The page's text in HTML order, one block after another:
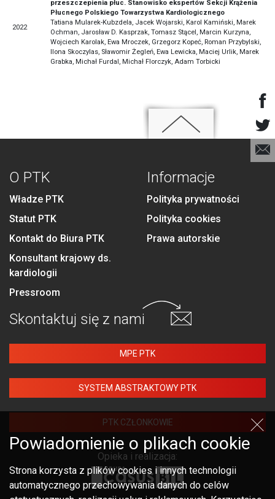
2022
przeszczepienia płuc. Stanowisko ekspertów Sekcji Krążenia
Płucnego Polskiego Towarzystwa Kardiologicznego
Tatiana Mularek-Kubzdela, Jacek Wojarski, Karol Kamiński, Marek
Ochman, Jarosław D. Kasprzak, Tomasz Stącel, Marcin Kurzyna,
Wojciech Karolak, Ewa Mroczek, Grzegorz Kopeć, Roman Przybylski,
Ilona Skoczylas, Sławomir Żegleń, Ewa Lewicka, Maciej Urlik, Marek
Grabka, Michał Furdal, Michał Florczyk, Adam Torbicki
O PTK
Władze PTK
Statut PTK
Kontakt do Biura PTK
Konsultant krajowy ds.
kardiologii
Pressroom
Informacje
Polityka prywatności
Polityka cookies
Prawa autorskie
Skontaktuj się z nami
MPE PTK
SYSTEM ABSTRAKTOWY PTK
PTK CZŁONKOWIE
Opieka i realizacja:
Powiadomienie o plikach cookie
Strona korzysta z plików cookies i innych technologii
automatycznego przechowywania danych do celów